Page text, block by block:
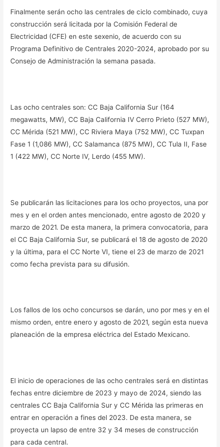
Finalmente serán ocho las centrales de ciclo combinado, cuya
construcción será licitada por la Comisión Federal de
Electricidad (CFE) en este sexenio, de acuerdo con su
Programa Definitivo de Centrales 2020-2024, aprobado por su
Consejo de Administración la semana pasada.
Las ocho centrales son: CC Baja California Sur (164
megawatts, MW), CC Baja California IV Cerro Prieto (527 MW),
CC Mérida (521 MW), CC Riviera Maya (752 MW), CC Tuxpan
Fase 1 (1,086 MW), CC Salamanca (875 MW), CC Tula II, Fase
1 (422 MW), CC Norte IV, Lerdo (455 MW).
Se publicarán las licitaciones para los ocho proyectos, una por
mes y en el orden antes mencionado, entre agosto de 2020 y
marzo de 2021. De esta manera, la primera convocatoria, para
el CC Baja California Sur, se publicará el 18 de agosto de 2020
y la última, para el CC Norte VI, tiene el 23 de marzo de 2021
como fecha prevista para su difusión.
Los fallos de los ocho concursos se darán, uno por mes y en el
mismo orden, entre enero y agosto de 2021, según esta nueva
planeación de la empresa eléctrica del Estado Mexicano.
El inicio de operaciones de las ocho centrales será en distintas
fechas entre diciembre de 2023 y mayo de 2024, siendo las
centrales CC Baja California Sur y CC Mérida las primeras en
entrar en operación a fines del 2023. De esta manera, se
proyecta un lapso de entre 32 y 34 meses de construcción
para cada central.